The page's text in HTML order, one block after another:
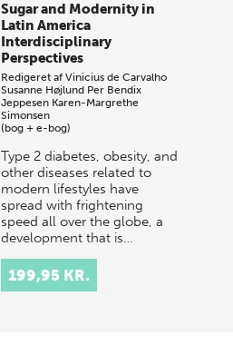
Sugar and Modernity in
Latin America
Interdisciplinary
Perspectives
Redigeret afVinicius de Carvalho
Susanne Højlund Per Bendix
Jeppesen Karen-Margrethe
Simonsen
(bog + e-bog)
Type 2 diabetes, obesity, and
other diseases related to
modern lifestyles have
spread with frightening
speed all over the globe, a
development that is…
199,95 KR.